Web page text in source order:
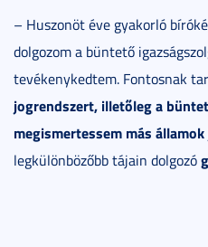
– Huszonöt éve gyakorló
dolgozom a büntető
tevékenykedtem. Fontosnak
jogrendszert, illetőleg a
megismertessem más
legkülönbözőbb tájain dolgozó